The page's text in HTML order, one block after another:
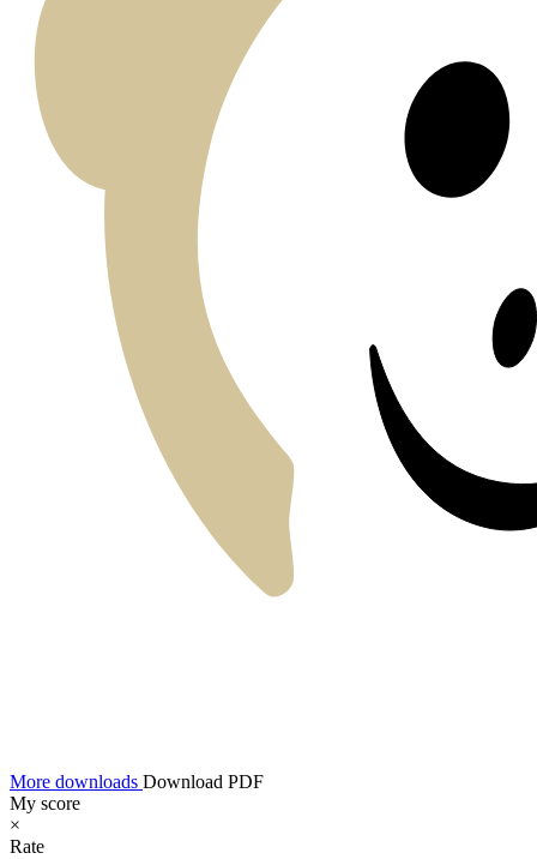
More downloads Download PDF
My score
×
Rate